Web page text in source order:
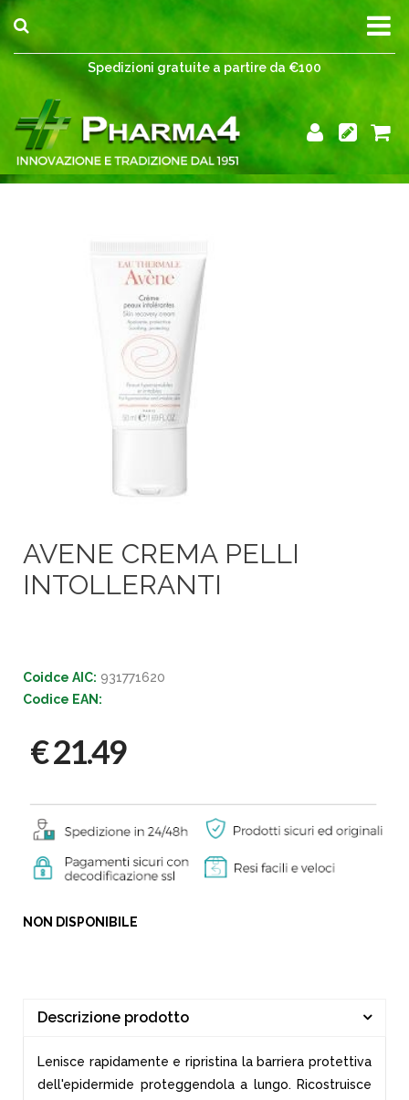
Spedizioni gratuite a partire da €100
Spedizioni gratuite a partire da €100
AVENE CREMA PELLI
INTOLLERANTI
Coidce AIC: 931771620
Codice EAN:
€ 21.49
NON DISPONIBILE
Descrizione prodotto
Lenisce rapidamente e ripristina la barriera protettiva
dell'epidermide proteggendola a lungo. Ricostruisce